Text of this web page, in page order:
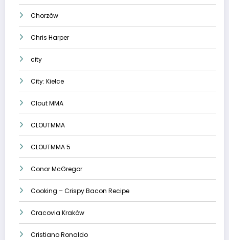
Chorzów
Chris Harper
city
City: Kielce
Clout MMA
CLOUTMMA
CLOUTMMA 5
Conor McGregor
Cooking – Crispy Bacon Recipe
Cracovia Kraków
Cristiano Ronaldo